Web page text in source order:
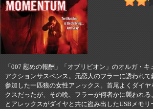
「007 慰めの報酬」「オブリビオン」のオルガ・
アクションサスペンス。元恋人のフラーに誘われ
参加した一匹狼の女性アレックス。首尾よくダイヤ
クスだったが、その晩、フラーが何者かに襲われ
とアレックスがダイヤと共に盗み出したUSBメモ